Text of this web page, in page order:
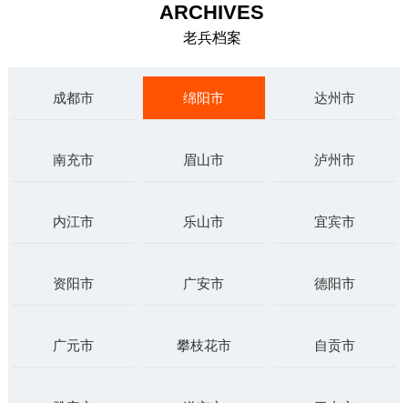
ARCHIVES
老兵档案
成都市 绵阳市 达州市
南充市 眉山市 泸州市
内江市 乐山市 宜宾市
资阳市 广安市 德阳市
广元市 攀枝花市 自贡市